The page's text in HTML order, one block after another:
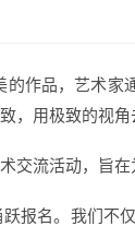
的作品，艺术
，用极致的视
交流活动，旨
报名。我们不